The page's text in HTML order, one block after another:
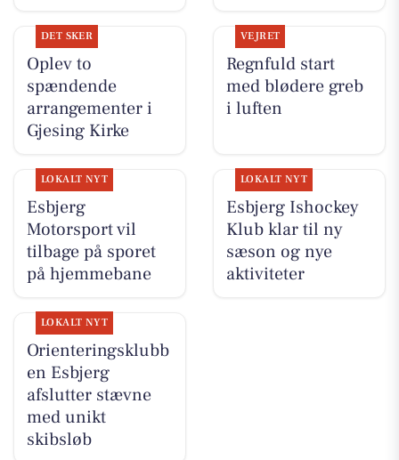
DET SKER
Oplev to
spændende
arrangementer i
Gjesing Kirke
VEJRET
Regnfuld start
med blødere greb
i luften
LOKALT NYT
Esbjerg
Motorsport vil
tilbage på sporet
på hjemmebane
LOKALT NYT
Esbjerg Ishockey
Klub klar til ny
sæson og nye
aktiviteter
LOKALT NYT
Orienteringsklubb
en Esbjerg
afslutter stævne
med unikt
skibsløb